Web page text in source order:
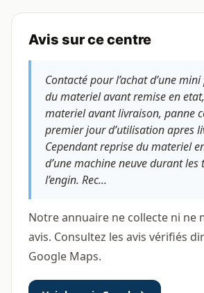
Avis sur ce centre
Contacté pour l’achat d’une
du materiel avant remise en
materiel avant livraison, panne
premier jour d’utilisation apres
Cependant reprise du materiel
d’une machine neuve durant les
l’engin. Rec...
Notre annuaire ne collecte ni ne
avis. Consultez les avis vérifiés
Google Maps.